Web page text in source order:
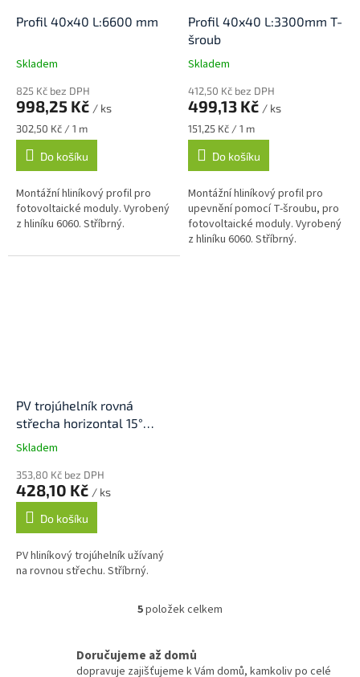
Profil 40x40 L:6600 mm
Skladem
825 Kč bez DPH
998,25 Kč / ks
Měrná
cena:
302,50 Kč / 1 m
Do košíku
Montážní hliníkový profil pro
fotovoltaické moduly. Vyrobený
z hliníku 6060. Stříbrný.
Profil 40x40 L:3300mm T-
šroub
Skladem
412,50 Kč bez DPH
499,13 Kč / ks
Měrná
cena:
151,25 Kč / 1 m
Do košíku
Montážní hliníkový profil pro
upevnění pomocí T-šroubu, pro
fotovoltaické moduly. Vyrobený
z hliníku 6060. Stříbrný.
PV trojúhelník rovná
střecha horizontal 15°
3mm
Skladem
353,80 Kč bez DPH
428,10 Kč / ks
Do košíku
PV hliníkový trojúhelník užívaný
na rovnou střechu. Stříbrný.
O
á
5položek celkem
Doručujeme až domů
dopravuje zajišťujeme k Vám domů, kamkoliv po celé